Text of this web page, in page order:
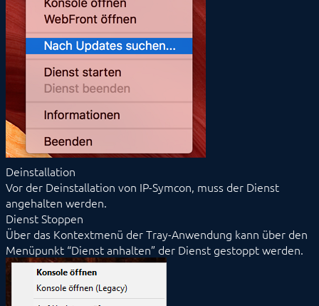
Deinstallation
Vor der Deinstallation von IP-Symcon, muss der Dienst
angehalten werden.
Dienst Stoppen
Über das Kontextmenü der Tray-Anwendung kann über den
Menüpunkt “Dienst anhalten” der Dienst gestoppt werden.